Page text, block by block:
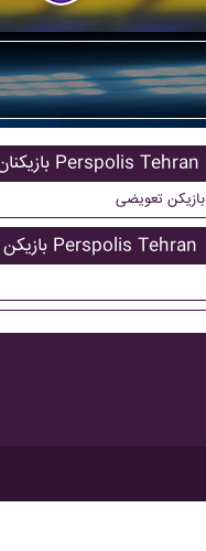
بازیکنان اصلی Perspolis Tehran
بازیکن تعویضی
بازیکن ذحیره Perspolis Tehran